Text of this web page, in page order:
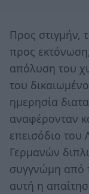
Προς στιγμήν,
προς
απόλυση του
του
ημερησία
αναφέρονταν
επεισόδιο
Γερμανών
συγγνώμη από
αυτή η